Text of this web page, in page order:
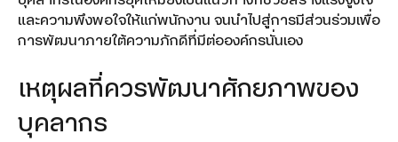
และความพึงพอใจให้แก่พนักงาน จนนำไปสู่การมีส่วนร่วมเพื่อ
การพัฒนาภายใต้ความภักดีที่มีต่อองค์กรนั่นเอง
เหตุผลที่ควรพัฒนาศักยภาพของ
บุคลากร